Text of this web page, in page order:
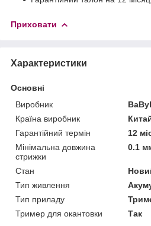
Приховати
Характеристики
Основні
Виробник
Країна виробник
Гарантійний термін
12
Мінімальна довжина
стрижки
0.1
Стан
Тип живлення
Тип приладу
Тример для окантовки
Так